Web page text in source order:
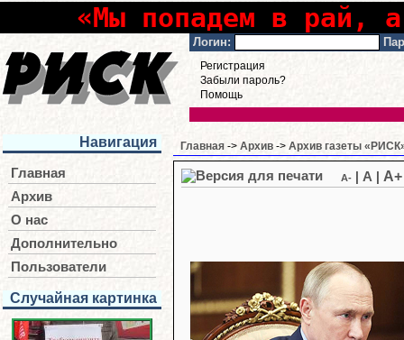
«Мы попадем в рай,
Логин:
Регистрация
Забыли пароль?
Помощь
Навигация
Главная
Архив
О нас
Дополнительно
Пользователи
Случайная картинка
Главная -> Архив -> Архив газеты
A- A A+